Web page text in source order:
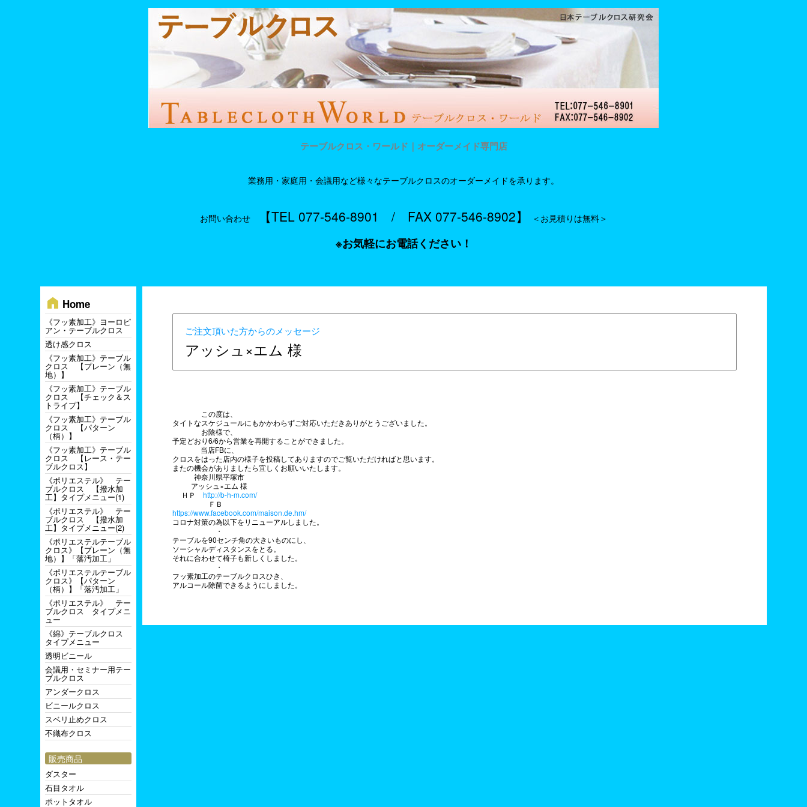
テーブルクロス・ワールド｜オーダーメイド専門店
業務用・家庭用・会議用など様々なテーブルクロスのオーダーメイドを承ります。
お問い合わせ 【TEL 077-546-8901 / FAX 077-546-8902】 ＜お見積りは無料＞
※お気軽にお電話ください！
ご注文頂いた方からのメッセージ
アッシュ×エム 様
この度は、
タイトなスケジュールにもかかわらずご対応いただきありがとうございました。
お陰様で、
予定どおり6/6から営業を再開することができました。
当店FBに、
クロスをはった店内の様子を投稿してありますのでご覧いただければと思います。
またの機会がありましたら宜しくお願いいたします。
神奈川県平塚市
アッシュ×エム 様
ＨＰhttp://b-h-m.com/
ＦＢ
https://www.facebook.com/maison.de.hm/
コロナ対策の為以下をリニューアルしました。
・
テーブルを90センチ角の大きいものにし、
ソーシャルディスタンスをとる。
それに合わせて椅子も新しくしました。
・
フッ素加工のテーブルクロスひき、
アルコール除菌できるようにしました。
home Home
《フッ素加工》ヨーロピ
アン・テーブルクロス
透け感クロス
《フッ素加工》テーブル
クロス 【プレーン（無
地）】
《フッ素加工》テーブル
クロス 【チェック＆ス
トライプ】
《フッ素加工》テーブル
クロス 【パターン
（柄）】
《フッ素加工》テーブル
クロス 【レース・テー
ブルクロス】
《ポリエステル》 テー
ブルクロス 【撥水加
工】タイプメニュー(1)
《ポリエステル》 テー
ブルクロス 【撥水加
工】タイプメニュー(2)
《ポリエステルテーブル
クロス》【プレーン（無
地）】「落汚加工」
《ポリエステルテーブル
クロス》【パターン
（柄）】「落汚加工」
《ポリエステル》 テー
ブルクロス タイプメニ
ュー
《綿》テーブルクロス
タイプメニュー
透明ビニール
会議用・セミナー用テー
ブルクロス
アンダークロス
ビニールクロス
スベリ止めクロス
不織布クロス
販売商品
ダスター
石目タオル
ポットタオル